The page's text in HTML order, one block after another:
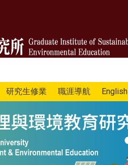
研究生修業 職涯導航 English